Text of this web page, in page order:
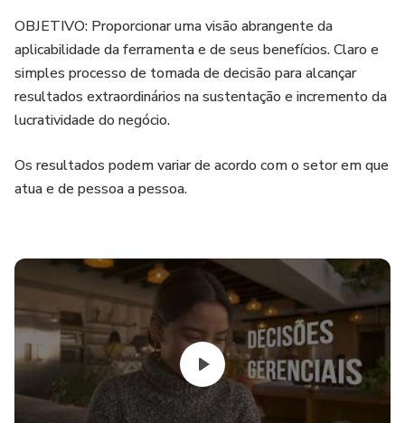
OBJETIVO: Proporcionar uma visão abrangente da
aplicabilidade da ferramenta e de seus benefícios. Claro e
simples processo de tomada de decisão para alcançar
resultados extraordinários na sustentação e incremento da
lucratividade do negócio.
Os resultados podem variar de acordo com o setor em que
atua e de pessoa a pessoa.